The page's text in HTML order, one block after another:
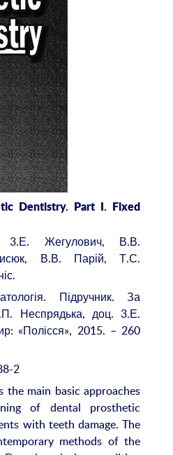
Dentistry. Part I. Fixed
3.Е. Жегулович, В.В.
В.В. Парій, Т.С.
Підручник. За
Неспрядька, доц. 3.Е.
«Полісся», 2015. – 260
2
the main basic approaches
of dental prosthetic
with teeth damage. The
methods of the